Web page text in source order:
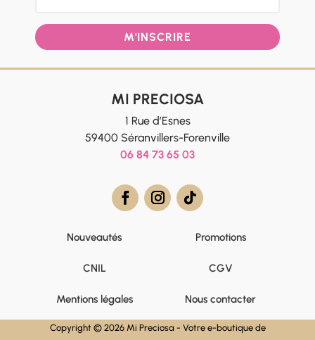
M'INSCRIRE
MI PRECIOSA
1 Rue d’Esnes
59400 Séranvillers-Forenville
06 84 73 65 03
Nouveautés Promotions
CNIL CGV
Mentions légales Nous contacter
Copyright © 2026 Mi Preciosa - Votre e-boutique de